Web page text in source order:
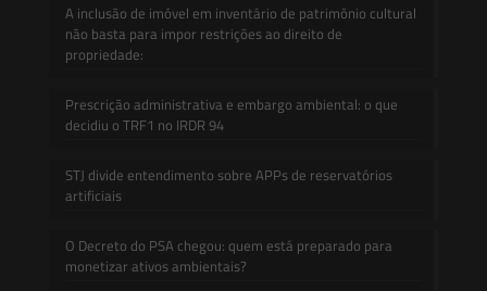
A inclusão de imóvel em inventário de patrimônio cultural
não basta para impor restrições ao direito de
propriedade:
Prescrição administrativa e embargo ambiental: o que
decidiu o TRF1 no IRDR 94
STJ divide entendimento sobre APPs de reservatórios
artificiais
O Decreto do PSA chegou: quem está preparado para
monetizar ativos ambientais?